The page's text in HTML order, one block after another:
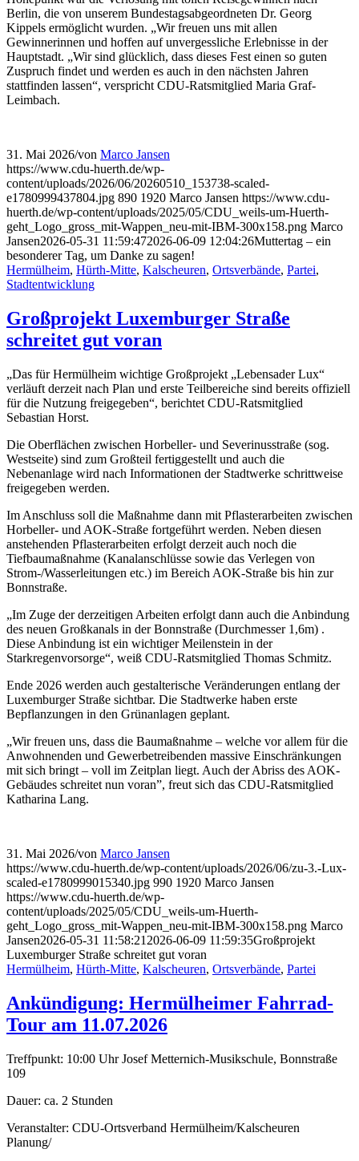
Berlin, die von unserem Bundestagsabgeordneten Dr. Georg
Kippels ermöglicht wurden. „Wir freuen uns mit allen
Gewinnerinnen und hoffen auf unvergessliche Erlebnisse in der
Hauptstadt. „Wir sind glücklich, dass dieses Fest einen so guten
Zuspruch findet und werden es auch in den nächsten Jahren
stattfinden lassen“, verspricht CDU-Ratsmitglied Maria Graf-
Leimbach.
31. Mai 2026/von Marco Jansen
https://www.cdu-huerth.de/wp-
content/uploads/2026/06/20260510_153738-scaled-
e1780999437804.jpg 890 1920 Marco Jansen https://www.cdu-
huerth.de/wp-content/uploads/2025/05/CDU_weils-um-Huerth-
geht_Logo_gross_mit-Wappen_neu-mit-IBM-300x158.png Marco
Jansen2026-05-31 11:59:472026-06-09 12:04:26Muttertag – ein
besonderer Tag, um Danke zu sagen!
Hermülheim, Hürth-Mitte, Kalscheuren, Ortsverbände, Partei,
Stadtentwicklung
Großprojekt Luxemburger Straße
schreitet gut voran
„Das für Hermülheim wichtige Großprojekt „Lebensader Lux“
verläuft derzeit nach Plan und erste Teilbereiche sind bereits offiziell
für die Nutzung freigegeben“, berichtet CDU-Ratsmitglied
Sebastian Horst.
Die Oberflächen zwischen Horbeller- und Severinusstraße (sog.
Westseite) sind zum Großteil fertiggestellt und auch die
Nebenanlage wird nach Informationen der Stadtwerke schrittweise
freigegeben werden.
Im Anschluss soll die Maßnahme dann mit Pflasterarbeiten zwischen
Horbeller- und AOK-Straße fortgeführt werden. Neben diesen
anstehenden Pflasterarbeiten erfolgt derzeit auch noch die
Tiefbaumaßnahme (Kanalanschlüsse sowie das Verlegen von
Strom-/Wasserleitungen etc.) im Bereich AOK-Straße bis hin zur
Bonnstraße.
„Im Zuge der derzeitigen Arbeiten erfolgt dann auch die Anbindung
des neuen Großkanals in der Bonnstraße (Durchmesser 1,6m) .
Diese Anbindung ist ein wichtiger Meilenstein in der
Starkregenvorsorge“, weiß CDU-Ratsmitglied Thomas Schmitz.
Ende 2026 werden auch gestalterische Veränderungen entlang der
Luxemburger Straße sichtbar. Die Stadtwerke haben erste
Bepflanzungen in den Grünanlagen geplant.
„Wir freuen uns, dass die Baumaßnahme – welche vor allem für die
Anwohnenden und Gewerbetreibenden massive Einschränkungen
mit sich bringt – voll im Zeitplan liegt. Auch der Abriss des AOK-
Gebäudes schreitet nun voran”, freut sich das CDU-Ratsmitglied
Katharina Lang.
31. Mai 2026/von Marco Jansen
https://www.cdu-huerth.de/wp-content/uploads/2026/06/zu-3.-Lux-
scaled-e1780999015340.jpg 990 1920 Marco Jansen
https://www.cdu-huerth.de/wp-
content/uploads/2025/05/CDU_weils-um-Huerth-
geht_Logo_gross_mit-Wappen_neu-mit-IBM-300x158.png Marco
Jansen2026-05-31 11:58:21 2026-06-09 11:59:35Großprojekt
Luxemburger Straße schreitet gut voran
Hermülheim, Hürth-Mitte, Kalscheuren, Ortsverbände, Partei
Ankündigung: Hermülheimer Fahrrad-
Tour am 11.07.2026
Treffpunkt: 10:00 Uhr Josef Metternich-Musikschule, Bonnstraße
109
Dauer: ca. 2 Stunden
Veranstalter: CDU-Ortsverband Hermülheim/Kalscheuren
Planung/